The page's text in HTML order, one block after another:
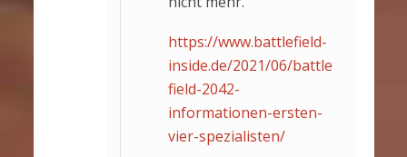
https://www.battlefield-
inside.de/2021/06/battle
field-2042-
informationen-ersten-
vier-spezialisten/